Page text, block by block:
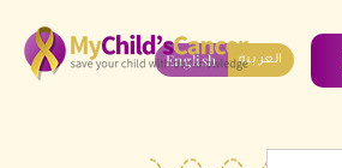
English العربية